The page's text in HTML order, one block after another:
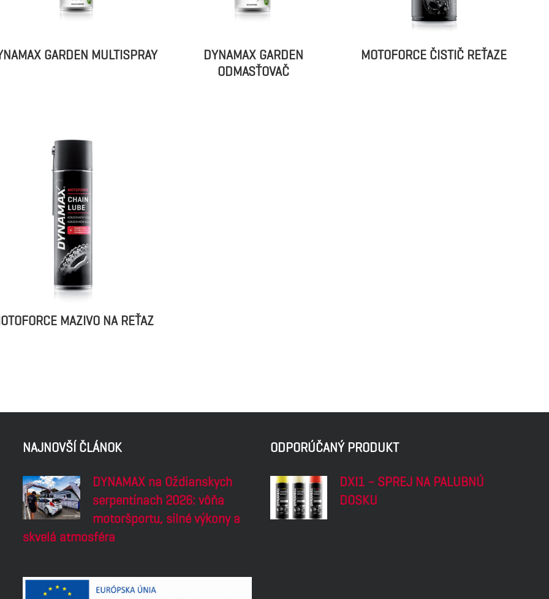
GARDEN MULTISPRAY
DYNAMAX GARDEN
ODMASŤOVAČ
MOTOFORCE ČISTIČ REŤAZE
MAZIVO NA REŤAZ
NAJNOVŠÍ ČLÁNOK
DYNAMAX na Oždianskych
serpentínach 2026: vôňa
motoršportu, silné výkony a
skvelá atmosféra
ODPORÚČANÝ PRODUKT
DXI1 – SPREJ NA PALUBNÚ
DOSKU